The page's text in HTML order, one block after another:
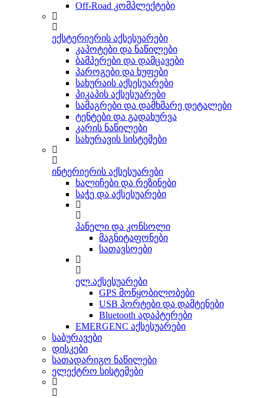
Off-Road კომპლექტები
ექსტერიერის აქსესუარები
კაპოტები და ნაწილები
ბამპერები და დამცავები
პაროგები და ხუფები
სახურაის აქსესუარები
პიკაპის აქსესუარები
სამაგრები და დამხმარე დეტალები
ტენტები და გადახურვა
კარის ნაწილები
სახურავის სისტემები
ინტერიერის აქსესუარები
ხალიჩები და რეზინები
საჭე და აქსესუარები
პანელი და კონსოლი
მაგნიტაფონები
სათავსოები
ელ.აქსესუარები
GPS მოწყობილობები
USB პორტები და დამტენები
Bluetooth ადაპტერები
EMERGENC აქსესუარები
საბურავები
დისკები
სათადარიგო ნაწილები
ელექტრო სისტემები